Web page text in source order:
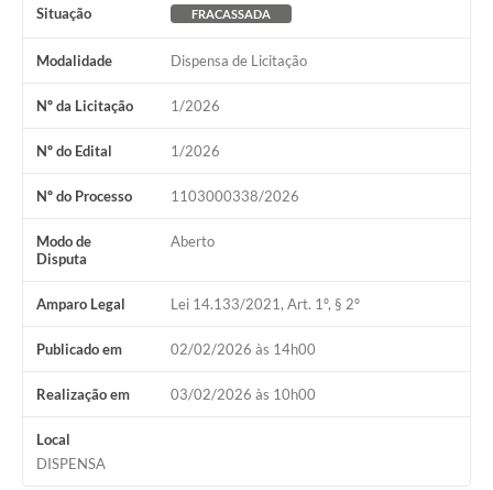
Situação FRACASSADA
Modalidade Dispensa de Licitação
Nº da Licitação 1/2026
Nº do Edital 1/2026
Nº do Processo 1103000338/2026
Modo de
Disputa
Aberto
Amparo Legal Lei 14.133/2021, Art. 1º, § 2º
Publicado em 02/02/2026 às 14h00
Realização em 03/02/2026 às 10h00
Local
DISPENSA